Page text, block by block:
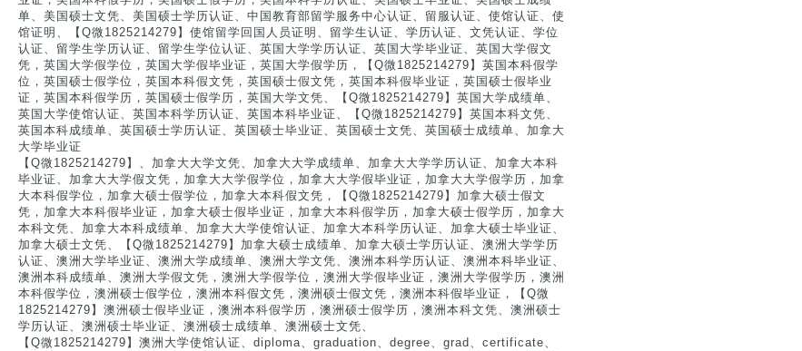
单、美国硕士文凭、美国硕士学历认证、中国教育部留学服务中心认证、留服认证、使馆认证、使
馆证明、【Q微1825214279】使馆留学回国人员证明、留学生认证、学历认证、文凭认证、学位
认证、留学生学历认证、留学生学位认证、英国大学学历认证、英国大学毕业证、英国大学假文
凭，英国大学假学位，英国大学假毕业证，英国大学假学历，【Q微1825214279】英国本科假学
位，英国硕士假学位，英国本科假文凭，英国硕士假文凭，英国本科假毕业证，英国硕士假毕业
证，英国本科假学历，英国硕士假学历，英国大学文凭、【Q微1825214279】英国大学成绩单、
英国大学使馆认证、英国本科学历认证、英国本科毕业证、【Q微1825214279】英国本科文凭、
英国本科成绩单、英国硕士学历认证、英国硕士毕业证、英国硕士文凭、英国硕士成绩单、加拿大
大学毕业证
【Q微1825214279】、加拿大大学文凭、加拿大大学成绩单、加拿大大学学历认证、加拿大本科
毕业证、加拿大大学假文凭，加拿大大学假学位，加拿大大学假毕业证，加拿大大学假学历，加拿
大本科假学位，加拿大硕士假学位，加拿大本科假文凭，【Q微1825214279】加拿大硕士假文
凭，加拿大本科假毕业证，加拿大硕士假毕业证，加拿大本科假学历，加拿大硕士假学历，加拿大
本科文凭、加拿大本科成绩单、加拿大大学使馆认证、加拿大本科学历认证、加拿大硕士毕业证、
加拿大硕士文凭、【Q微1825214279】加拿大硕士成绩单、加拿大硕士学历认证、澳洲大学学历
认证、澳洲大学毕业证、澳洲大学成绩单、澳洲大学文凭、澳洲本科学历认证、澳洲本科毕业证、
澳洲本科成绩单、澳洲大学假文凭，澳洲大学假学位，澳洲大学假毕业证，澳洲大学假学历，澳洲
本科假学位，澳洲硕士假学位，澳洲本科假文凭，澳洲硕士假文凭，澳洲本科假毕业证，【Q微
1825214279】澳洲硕士假毕业证，澳洲本科假学历，澳洲硕士假学历，澳洲本科文凭、澳洲硕士
学历认证、澳洲硕士毕业证、澳洲硕士成绩单、澳洲硕士文凭、
【Q微1825214279】澳洲大学使馆认证、diploma、graduation、degree、grad、certificate、